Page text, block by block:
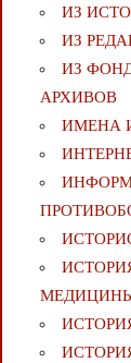
ИЗ
ИЗ
ИЗ
АРХИВОВ
ИМЕНА